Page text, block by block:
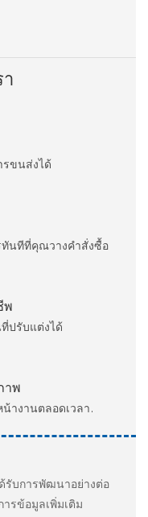
รขนส่งได้
ทันทีที่คุณวางคำสั่งซื้อ
พ
ปรับแต่งได้
าพ
างานตลอดเวลา.
รับการพัฒนาอย่างต่อ
รข้อมูลเพิ่มเติม